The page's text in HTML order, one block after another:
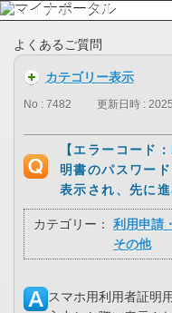
よくあるご質問
カテゴリー表示
No : 7482 更新日時 :
【エラーコード
明書のパスワー
表示され、先に進
カテゴリー：
利用申請
その他
スマホ用利用者証明